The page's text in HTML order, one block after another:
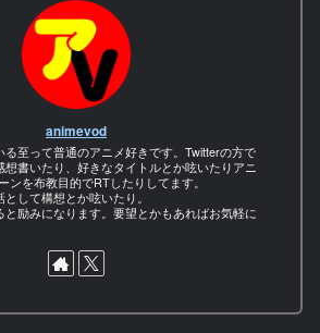
animevod
る至って普通のアニメ好きです。Twitterの方で
書いたり、好きなタイトルとか呟いたりアニ
ンを布教目的でRTしたりしてます。
して構想とか呟いたり。
励みになります。要望とかもあればお気軽に